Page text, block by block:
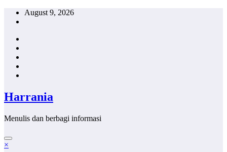
Skip
August 9, 2026
Harrania
Menulis dan berbagi informasi
×